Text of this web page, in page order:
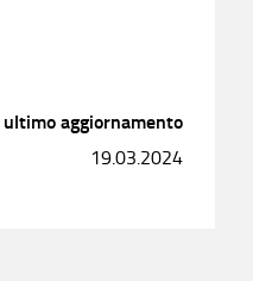
ultimo aggiornamento
19.03.2024